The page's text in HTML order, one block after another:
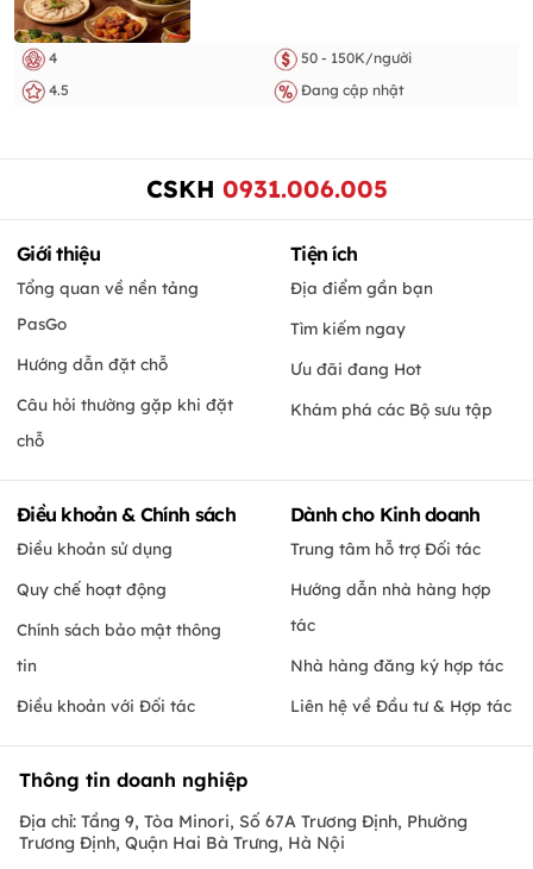
4
50 - 150K/người
4.5
Đang cập nhật
CSKH 0931.006.005
Giới thiệu
Tổng quan về nền tảng
PasGo
Hướng dẫn đặt chỗ
Câu hỏi thường gặp khi đặt
chỗ
Tiện ích
Địa điểm gần bạn
Tìm kiếm ngay
Ưu đãi đang Hot
Khám phá các Bộ sưu tập
Điều khoản & Chính sách
Điều khoản sử dụng
Quy chế hoạt động
Chính sách bảo mật thông
tin
Điều khoản với Đối tác
Dành cho Kinh doanh
Trung tâm hỗ trợ Đối tác
Hướng dẫn nhà hàng hợp
tác
Nhà hàng đăng ký hợp tác
Liên hệ về Đầu tư & Hợp tác
Thông tin doanh nghiệp
Địa chỉ: Tầng 9, Tòa Minori, Số 67A Trương Định, Phường
Trương Định, Quận Hai Bà Trưng, Hà Nội